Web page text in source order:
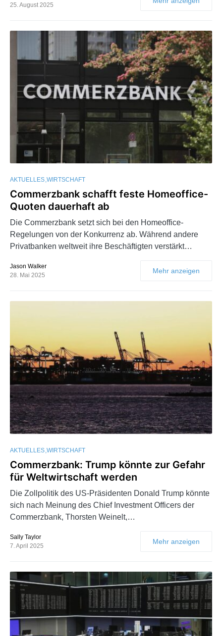
25. August 2025
AKTUELLES WIRTSCHAFT
Commerzbank schafft feste Homeoffice-
Quoten dauerhaft ab
Die Commerzbank setzt sich bei den Homeoffice-
Regelungen von der Konkurrenz ab. Während andere
Privatbanken weltweit ihre Beschäftigten verstärkt…
Jason Walker
28. Mai 2025
Mehr anzeigen
AKTUELLES WIRTSCHAFT
Commerzbank: Trump könnte zur Gefahr
für Weltwirtschaft werden
Die Zollpolitik des US-Präsidenten Donald Trump könnte
sich nach Meinung des Chief Investment Officers der
Commerzbank, Thorsten Weinelt,…
Sally Taylor
7. April 2025
Mehr anzeigen